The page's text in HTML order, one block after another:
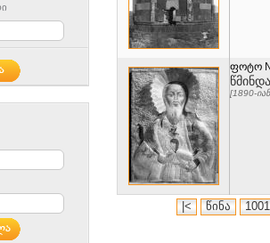
ფოტო
[1890-
|< წინა 1001